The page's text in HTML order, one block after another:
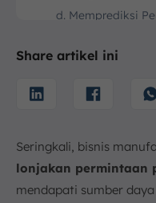
d. Memprediksi
f. Mengelola
4. Apa Saja Jenis
b. Kapasitas
c. Kapasitas
5. Manfaat
Share artikel ini
Seringkali, bisnis
lonjakan permintaan
mendapati sumber